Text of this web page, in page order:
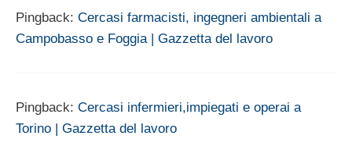
Pingback: Cercasi farmacisti, ingegneri ambientali a
Campobasso e Foggia | Gazzetta del lavoro
Pingback: Cercasi infermieri,impiegati e operai a
Torino | Gazzetta del lavoro